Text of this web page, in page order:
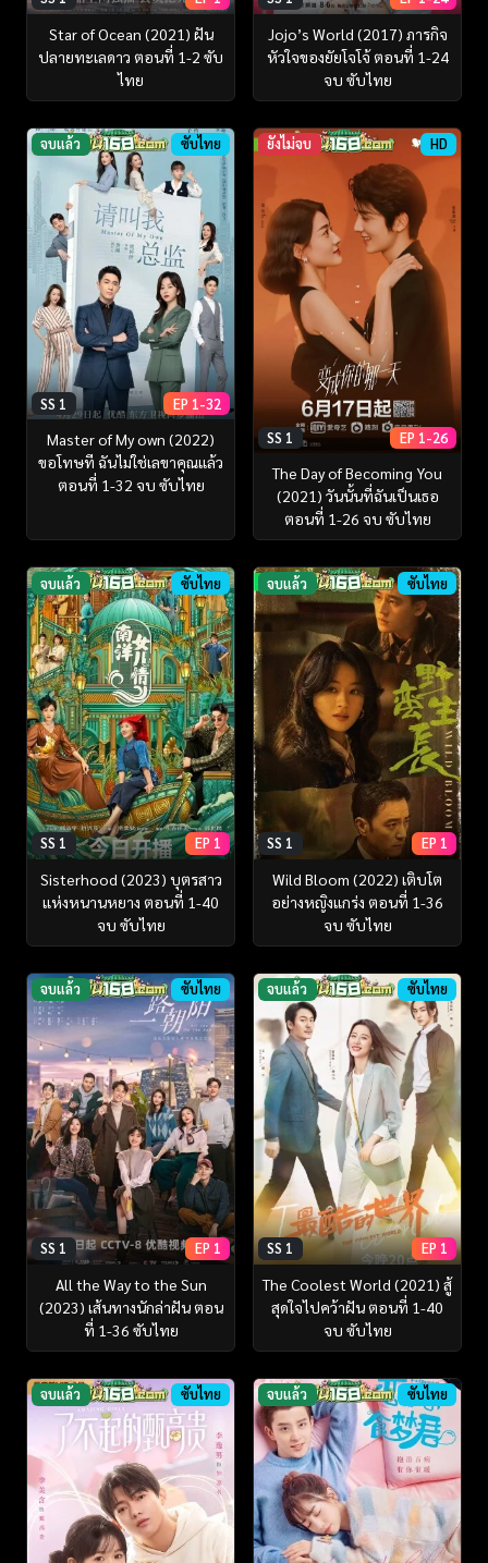
Star of Ocean (2021) ฝัน
ปลายทะเลดาว ตอนที่ 1-2 ซับ
ไทย
Jojo’s World (2017) ภารกิจ
หัวใจของยัยโจโจ้ ตอนที่ 1-24
จบ ซับไทย
จบแล้ว ซับไทย
SS 1 EP 1-32
Master of My own (2022)
ขอโทษที ฉันไม่ใช่เลขาคุณแล้ว
ตอนที่ 1-32 จบ ซับไทย
ยังไม่จบ HD
SS 1 EP 1-26
The Day of Becoming You
(2021) วันนั้นที่ฉันเป็นเธอ
ตอนที่ 1-26 จบ ซับไทย
จบแล้ว ซับไทย
SS 1 EP 1
Sisterhood (2023) บุตรสาว
แห่งหนานหยาง ตอนที่ 1-40
จบ ซับไทย
จบแล้ว ซับไทย
SS 1 EP 1
Wild Bloom (2022) เติบโต
อย่างหญิงแกร่ง ตอนที่ 1-36
จบ ซับไทย
จบแล้ว ซับไทย
SS 1 EP 1
All the Way to the Sun
(2023) เส้นทางนักล่าฝัน ตอน
ที่ 1-36 ซับไทย
จบแล้ว ซับไทย
SS 1 EP 1
The Coolest World (2021) สู้
สุดใจไปคว้าฝัน ตอนที่ 1-40
จบ ซับไทย
จบแล้ว ซับไทย จบแล้ว ซับไทย